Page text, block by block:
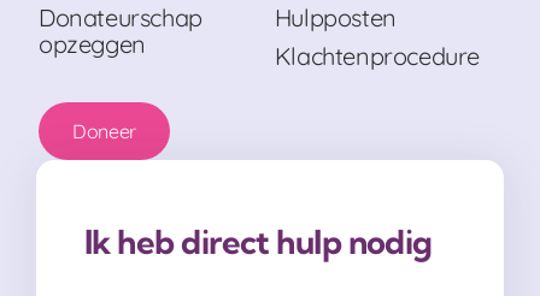
Donateurschap
opzeggen
Doneer
Hulpposten
Klachtenprocedure
Ik heb direct hulp nodig